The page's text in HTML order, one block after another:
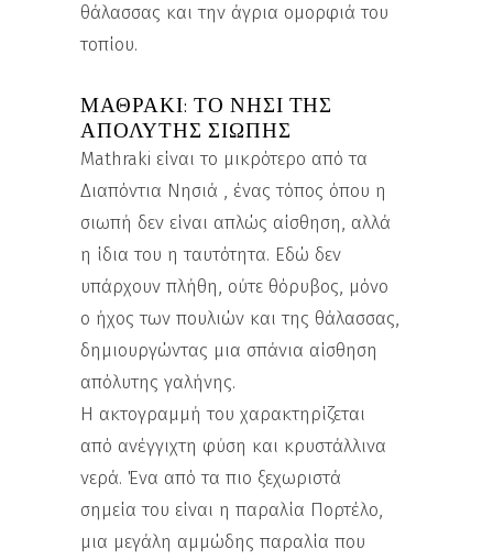
θάλασσας και την άγρια ομορφιά του
τοπίου.
ΜΑΘΡΆΚΙ: ΤΟ ΝΗΣΊ ΤΗΣ
ΑΠΌΛΥΤΗΣ ΣΙΩΠΉΣ
Mathraki είναι το μικρότερο από τα
Διαπόντια Νησιά , ένας τόπος όπου η
σιωπή δεν είναι απλώς αίσθηση, αλλά
η ίδια του η ταυτότητα. Εδώ δεν
υπάρχουν πλήθη, ούτε θόρυβος, μόνο
ο ήχος των πουλιών και της θάλασσας,
δημιουργώντας μια σπάνια αίσθηση
απόλυτης γαλήνης.
Η ακτογραμμή του χαρακτηρίζεται
από ανέγγιχτη φύση και κρυστάλλινα
νερά. Ένα από τα πιο ξεχωριστά
σημεία του είναι η παραλία Πορτέλο,
μια μεγάλη αμμώδης παραλία που